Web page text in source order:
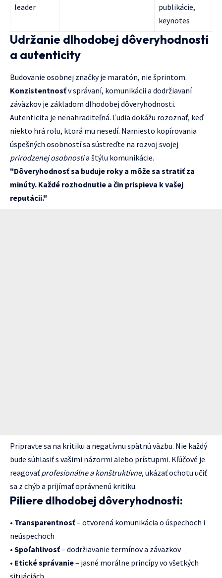
leader
publikácie,
keynotes
Udržanie dlhodobej dôveryhodnosti
a autenticity
Budovanie osobnej značky je maratón, nie šprintom.
Konzistentnosťv správaní, komunikácii a dodržiavaní
záväzkov je základom dlhodobej dôveryhodnosti.
Autenticita je nenahraditeľná. Ľudia dokážu rozoznať, keď
niekto hrá rolu, ktorá mu nesedí. Namiesto kopírovania
úspešných osobností sa sústreďte na rozvoj svojej
prirodzenej osobnostia štýlu komunikácie.
"Dôveryhodnosť sa buduje roky a môže sa stratiť za
minúty. Každé rozhodnutie a čin prispieva k vašej
reputácii."
Pripravte sa na kritiku a negatívnu spätnú väzbu. Nie každý
bude súhlasiť s vašimi názormi alebo prístupmi. Kľúčové je
reagovať profesionálne a konštruktívne, ukázať ochotu učiť
sa z chýb a prijímať oprávnenú kritiku.
Piliere dlhodobej dôveryhodnosti:
• Transparentnosť– otvorená komunikácia o úspechoch i
neúspechoch
• Spoľahlivosť– dodržiavanie termínov a záväzkov
• Etické správanie– jasné morálne princípy vo všetkých
situáciách